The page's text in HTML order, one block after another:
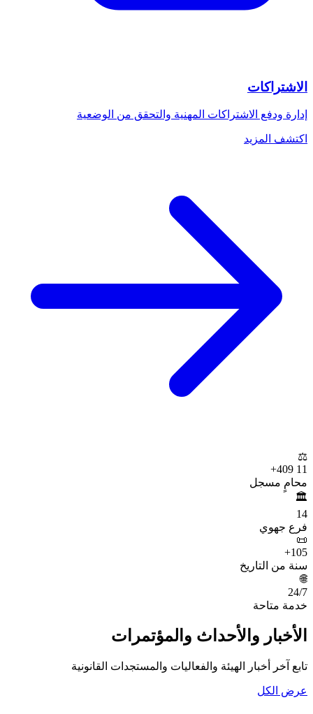
الاشتراكات
إدارة ودفع الاشتراكات المهنية والتحقق من الوضعية
اكتشف المزيد
⚖️
11 409
+
محامٍ مسجل
🏛️
14
فرع جهوي
📜
105
+
سنة من التاريخ
🌐
24/7
خدمة متاحة
الأخبار والأحداث والمؤتمرات
تابع آخر أخبار الهيئة والفعاليات والمستجدات القانونية
عرض الكل